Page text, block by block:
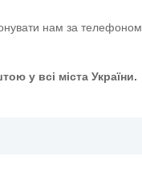
нам за телефоном
у всі міста України.